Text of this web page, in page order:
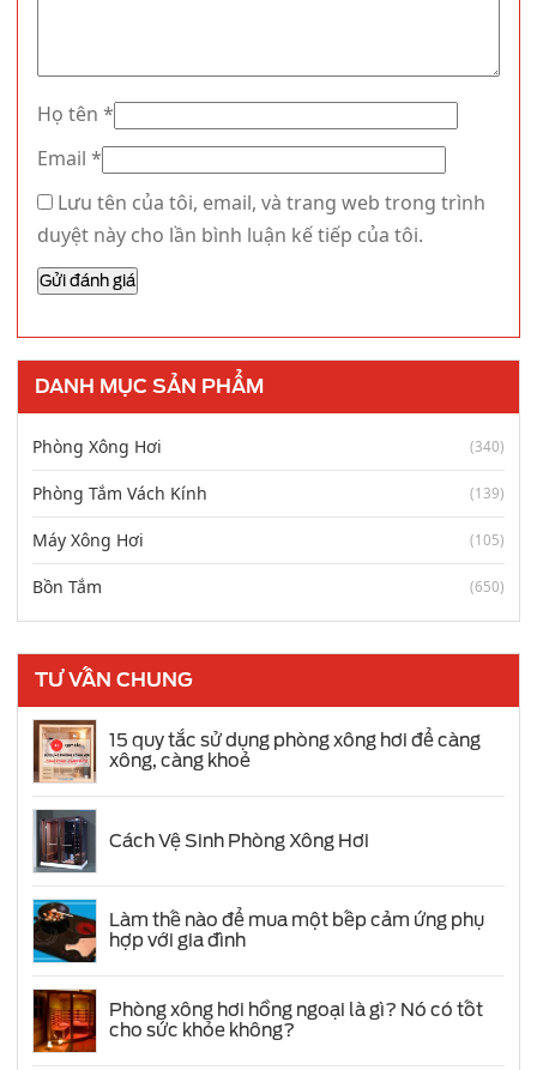
Họ tên *
Email *
Lưu tên của tôi, email, và trang web trong trình
duyệt này cho lần bình luận kế tiếp của tôi.
DANH MỤC SẢN PHẨM
Phòng Xông Hơi (340)
Phòng Tắm Vách Kính (139)
Máy Xông Hơi (105)
Bồn Tắm (650)
TƯ VẤN CHUNG
15 quy tắc sử dụng phòng xông hơi để càng
xông, càng khoẻ
Cách Vệ Sinh Phòng Xông Hơi
Làm thế nào để mua một bếp cảm ứng phụ
hợp với gia đình
Phòng xông hơi hồng ngoại là gì? Nó có tốt
cho sức khỏe không?